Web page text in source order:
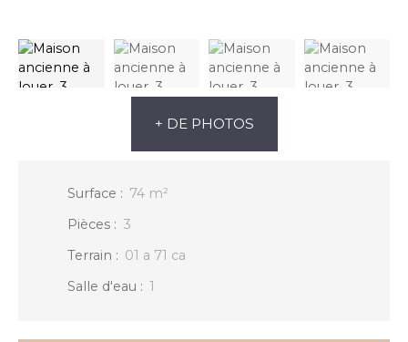
+ DE PHOTOS
Surface : 74 m²
Pièces : 3
Terrain : 01 a 71 ca
Salle d'eau : 1